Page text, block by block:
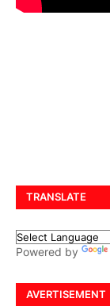
TRANSLATE
Powered by
AVERTISEMENT